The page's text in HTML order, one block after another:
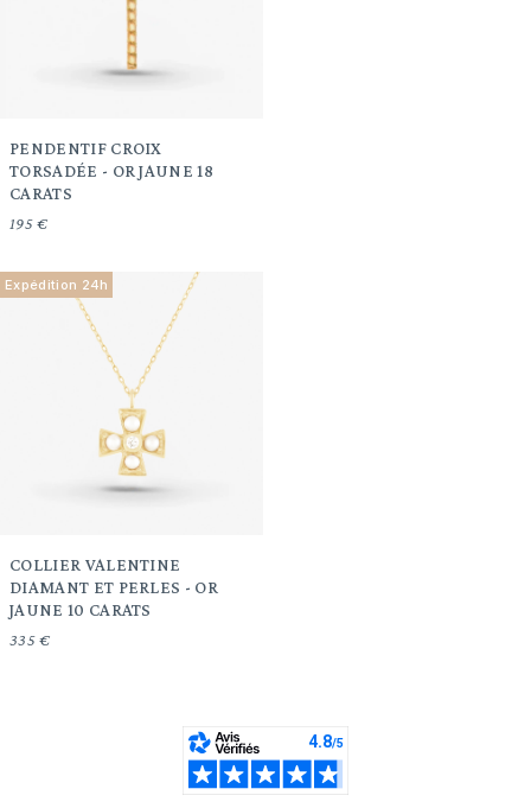
PENDENTIF CROIX
TORSADÉE - OR JAUNE 18
CARATS
195 €
Expédition 24h
COLLIER VALENTINE
DIAMANT ET PERLES - OR
JAUNE 10 CARATS
335 €